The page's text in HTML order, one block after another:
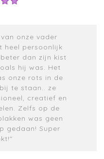
onze vader
heel persoonlijk
dan zijn kist
hij was. Het
onze rots in de
te staan.. ze
creatief en
Zelfs op de
was geen
gedaan! Super